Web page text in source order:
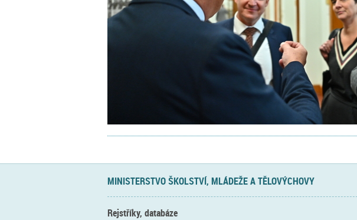
MINISTERSTVO ŠKOLSTVÍ, MLÁDEŽE A TĚLOVÝCHOVY
Rejstříky, databáze